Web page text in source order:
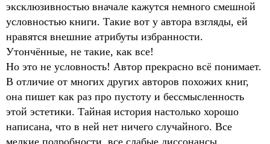
эксклюзивностью вначале кажутся немного смешной
условностью книги. Такие вот у автора взгляды, ей
нравятся внешние атрибуты избранности.
Утончённые, не такие, как все!
Но это не условность! Автор прекрасно всё понимает.
В отличие от многих других авторов похожих книг,
она пишет как раз про пустоту и бессмысленность
этой эстетики. Тайная история настолько хорошо
написана, что в ней нет ничего случайного. Все